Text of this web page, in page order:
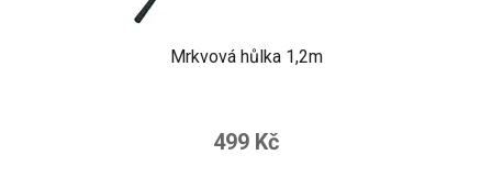
Mrkvová hůlka 1,2m
499 Kč